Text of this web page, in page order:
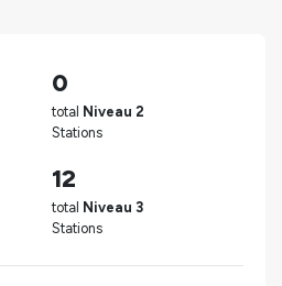
0
total Niveau 2
Stations
12
total Niveau 3
Stations